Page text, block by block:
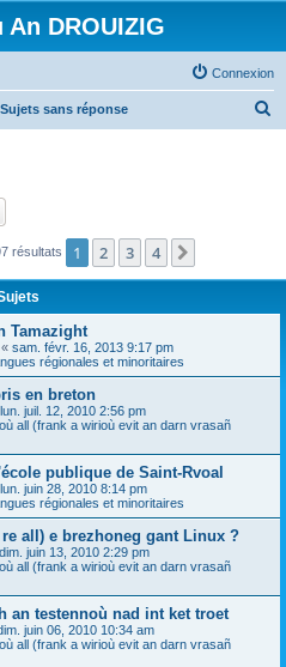
DROUIZIG
Connexion
Sujets sans réponse
c
résultats 1 2 3 4
Tamazight
« sam. févr. 16, 2013 9:17 pm
régionales et minoritaires
en breton
lun. juil. 12, 2010 2:56 pm
all (frank a wirioù evit an darn vrasañ
publique de Saint-Rvoal
lun. juin 28, 2010 8:14 pm
régionales et minoritaires
all) e brezhoneg gant Linux ?
dim. juin 13, 2010 2:29 pm
all (frank a wirioù evit an darn vrasañ
an testennoù nad int ket troet
juin 06, 2010 10:34 am
all (frank a wirioù evit an darn vrasañ